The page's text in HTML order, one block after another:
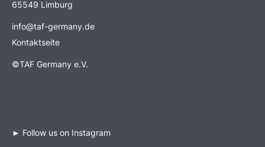
65549 Limburg
info@taf-germany.de
Kontaktseite
©TAF Germany e.V.
► Follow us on Instagram